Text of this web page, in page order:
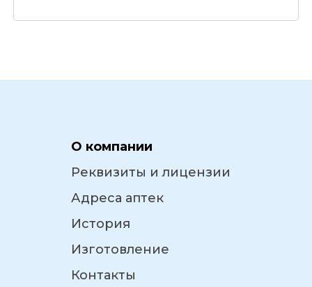
О компании
Реквизиты и лицензии
Адреса аптек
История
Изготовление
Контакты